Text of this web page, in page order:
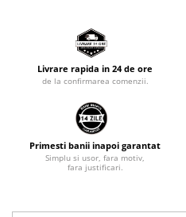
Livrare rapida in 24 de ore
de la confirmarea comenzii.
Primesti banii inapoi garantat
Simplu si usor, fara motiv,
fara justificari.